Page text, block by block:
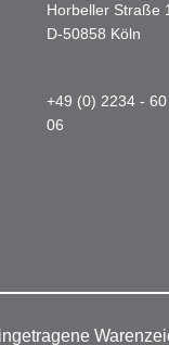
Horbeller Straße
D-50858 Köln
+49 (0) 2234 - 60
06